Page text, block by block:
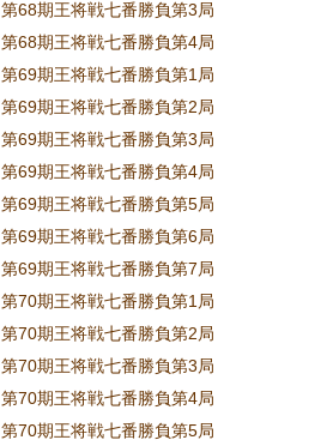
第68期王将戦七番勝負第3局
第68期王将戦七番勝負第4局
第69期王将戦七番勝負第1局
第69期王将戦七番勝負第2局
第69期王将戦七番勝負第3局
第69期王将戦七番勝負第4局
第69期王将戦七番勝負第5局
第69期王将戦七番勝負第6局
第69期王将戦七番勝負第7局
第70期王将戦七番勝負第1局
第70期王将戦七番勝負第2局
第70期王将戦七番勝負第3局
第70期王将戦七番勝負第4局
第70期王将戦七番勝負第5局